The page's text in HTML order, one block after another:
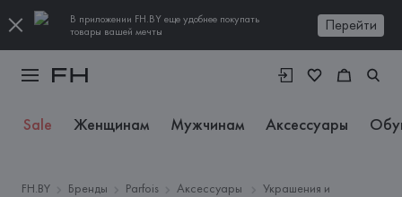
В приложении FH.BY еще удобнее покупать
товары вашей мечты
Перейти
Sale Женщинам Мужчинам Аксессуары
FH.BY Бренды Parfois Аксессуары
Украшения и